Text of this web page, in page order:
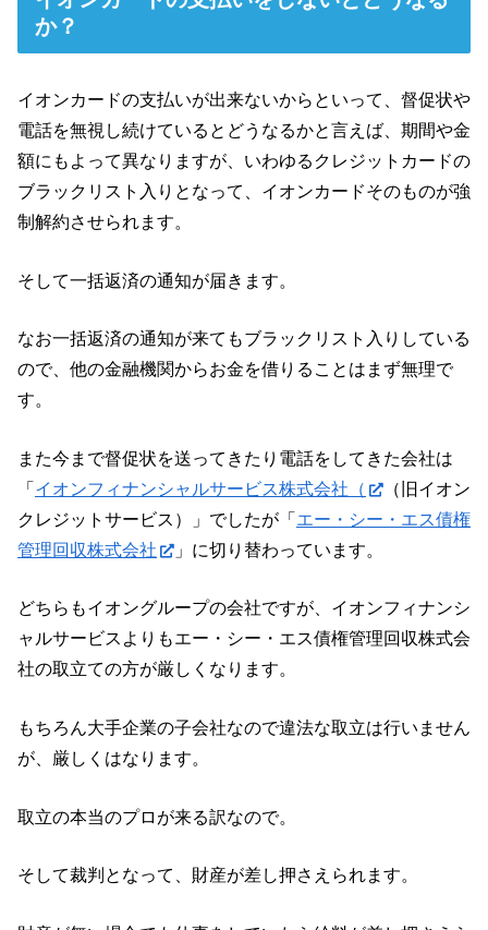
か？
イオンカードの支払いが出来ないからといって、督促状や
電話を無視し続けているとどうなるかと言えば、期間や金
額にもよって異なりますが、いわゆるクレジットカードの
ブラックリスト入りとなって、イオンカードそのものが強
制解約させられます。
そして一括返済の通知が届きます。
なお一括返済の通知が来てもブラックリスト入りしている
ので、他の金融機関からお金を借りることはまず無理で
す。
また今まで督促状を送ってきたり電話をしてきた会社は
「 イオンフィナンシャルサービス株式会社（
（旧イオン
クレジットサービス）」でしたが「 エー・シー・エス債権
管理回収株式会社
」に切り替わっています。
どちらもイオングループの会社ですが、イオンフィナンシ
ャルサービスよりもエー・シー・エス債権管理回収株式会
社の取立ての方が厳しくなります。
もちろん大手企業の子会社なので違法な取立は行いません
が、厳しくはなります。
取立の本当のプロが来る訳なので。
そして裁判となって、財産が差し押さえられます。